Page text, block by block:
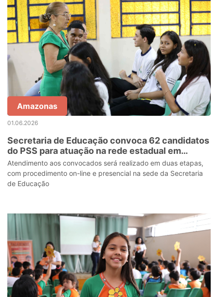
Amazonas
01.06.2026
Secretaria de Educação convoca 62 candidatos
do PSS para atuação na rede estadual em
Manaus
Atendimento aos convocados será realizado em duas etapas,
com procedimento on-line e presencial na sede da Secretaria
de Educação